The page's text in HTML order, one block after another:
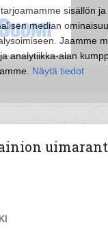
sisällön
median
Jaamme
analytiikka-alan
Näytä tiedot